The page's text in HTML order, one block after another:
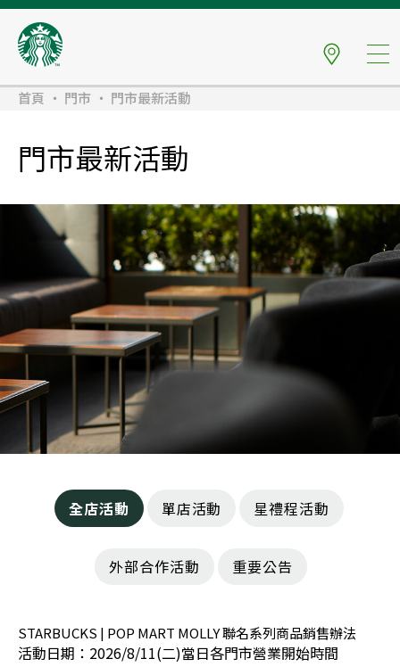
首頁 門市 門市最新活動
門市最新活動
全店活動 單店活動 星禮程活動
外部合作活動 重要公告
STARBUCKS | POP MART MOLLY 聯名系列商品銷售辦法
2026/8/11(二)當日各門市營業開始時間